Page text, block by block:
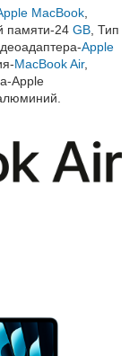
MacBook
памяти-24 GB , Тип
Apple
MacBook Air,
Apple